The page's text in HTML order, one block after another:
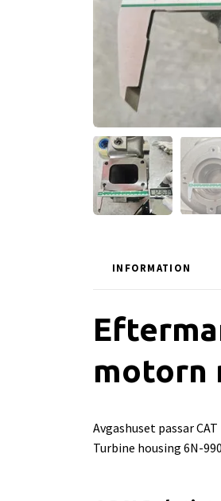
INFORMATION
motorn
Avgashuset passar
Turbine housing 6N-